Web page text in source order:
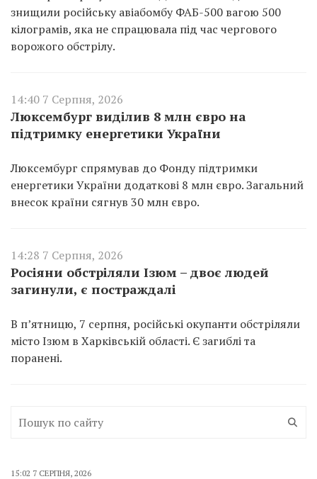
знищили російську авіабомбу ФАБ-500 вагою 500
кілограмів, яка не спрацювала під час чергового
ворожого обстрілу.
14:40 7 Серпня, 2026
Люксембург виділив 8 млн євро на
підтримку енергетики України
Люксембург спрямував до Фонду підтримки
енергетики України додаткові 8 млн євро. Загальний
внесок країни сягнув 30 млн євро.
14:28 7 Серпня, 2026
Росіяни обстріляли Ізюм – двоє людей
загинули, є постраждалі
В п’ятницю, 7 серпня, російські окупанти обстріляли
місто Ізюм в Харківській області. Є загиблі та
поранені.
15:02 7 СЕРПНЯ, 2026